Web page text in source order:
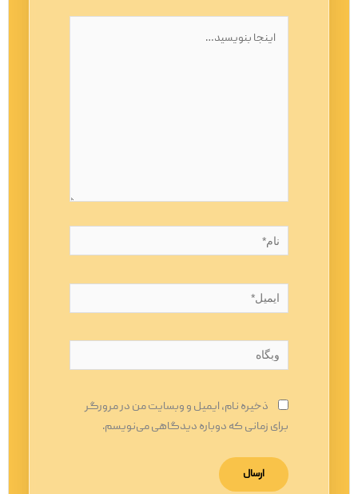
بنویسید…
ایمیل*
وبگاه
ذخیره نام، ایمیل و وبسایت من در مرورگر
برای زمانی که دوباره دیدگاهی می‌نویسم.